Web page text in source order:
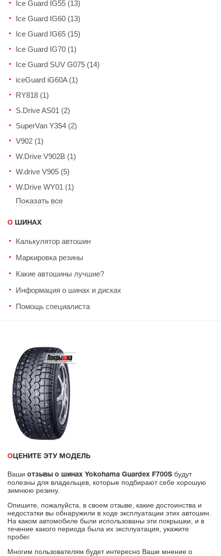
Ice Guard IG55 (13)
Ice Guard IG60 (13)
Ice Guard IG65 (15)
Ice Guard IG70 (1)
Ice Guard SUV G075 (14)
iceGuard iG60A (1)
RY818 (1)
S.Drive AS01 (2)
SuperVan Y354 (2)
V902 (1)
W.Drive V902B (1)
W.drive V905 (5)
W.Drive WY01 (1)
Показать все
О ШИНАХ
Калькулятор автошин
Маркировка резины
Какие автошины лучшие?
Информация о шинах и дисках
Помощь специалиста
ОЦЕНИТЕ ЭТУ МОДЕЛЬ
Ваши отзывы о шинах Yokohama Guardex F700S будут
полезны для владельцев, которые подбирают себе хорошую
зимнюю резину.
Опишите, пожалуйста, в своем отзыве, какие достоинства и
недостатки вы обнаружили в ходе эксплуатации этих автошин.
На каком автомобиле были использованы эти покрышки, и в
течение какого периода была их эксплуатация, укажите
пробег.
Многим пользователям будет интересно Ваше мнение о